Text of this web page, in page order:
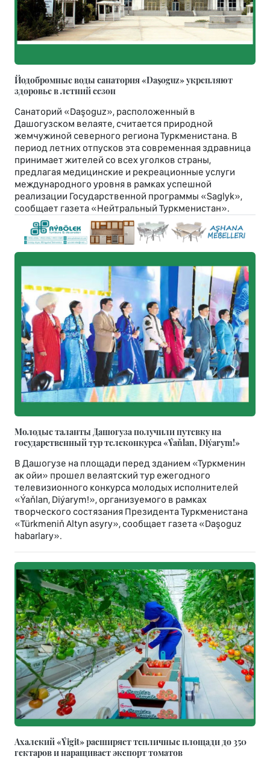
Йодобромные воды санатория «Daşoguz» укрепляют
здоровье в летний сезон
Санаторий «Daşoguz», расположенный в
Дашогузском велаяте, считается природной
жемчужиной северного региона Туркменистана. В
период летних отпусков эта современная здравница
принимает жителей со всех уголков страны,
предлагая медицинские и рекреационные услуги
международного уровня в рамках успешной
реализации Государственной программы «Saglyk»,
сообщает газета «Нейтральный Туркменистан».
Молодые таланты Дашогуза получили путевку на
государственный тур телеконкурса «Ýaňlan, Diýarym!»
В Дашогузе на площади перед зданием «Туркменин
ак ойи» прошел велаятский тур ежегодного
телевизионного конкурса молодых исполнителей
«Ýaňlan, Diýarym!», организуемого в рамках
творческого состязания Президента Туркменистана
«Türkmeniň Altyn asyry», сообщает газета «Daşoguz
habarlary».
Ахалский «Ýigit» расширяет тепличные площади до 350
гектаров и наращивает экспорт томатов